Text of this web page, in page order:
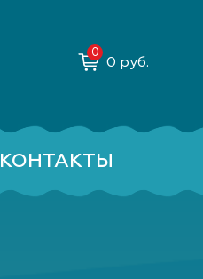
0 руб.
КОНТАКТЫ